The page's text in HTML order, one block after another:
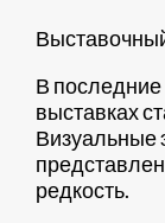
В последние
выставках
Визуальные
редкость.